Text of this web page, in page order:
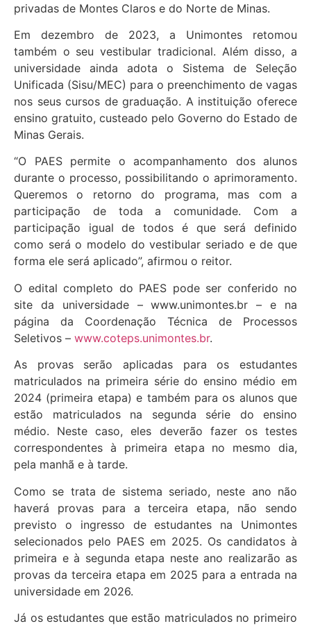
privadas de Montes Claros e do Norte de Minas.
Em dezembro de 2023, a Unimontes retomou
também o seu vestibular tradicional. Além disso, a
universidade ainda adota o Sistema de Seleção
Unificada (Sisu/MEC) para o preenchimento de vagas
nos seus cursos de graduação. A instituição oferece
ensino gratuito, custeado pelo Governo do Estado de
Minas Gerais.
“O PAES permite o acompanhamento dos alunos
durante o processo, possibilitando o aprimoramento.
Queremos o retorno do programa, mas com a
participação de toda a comunidade. Com a
participação igual de todos é que será definido
como será o modelo do vestibular seriado e de que
forma ele será aplicado”, afirmou o reitor.
O edital completo do PAES pode ser conferido no
site da universidade – www.unimontes.br – e na
página da Coordenação Técnica de Processos
Seletivos – www.coteps.unimontes.br.
As provas serão aplicadas para os estudantes
matriculados na primeira série do ensino médio em
2024 (primeira etapa) e também para os alunos que
estão matriculados na segunda série do ensino
médio. Neste caso, eles deverão fazer os testes
correspondentes à primeira etapa no mesmo dia,
pela manhã e à tarde.
Como se trata de sistema seriado, neste ano não
haverá provas para a terceira etapa, não sendo
previsto o ingresso de estudantes na Unimontes
selecionados pelo PAES em 2025. Os candidatos à
primeira e à segunda etapa neste ano realizarão as
provas da terceira etapa em 2025 para a entrada na
universidade em 2026.
Já os estudantes que estão matriculados no primeiro